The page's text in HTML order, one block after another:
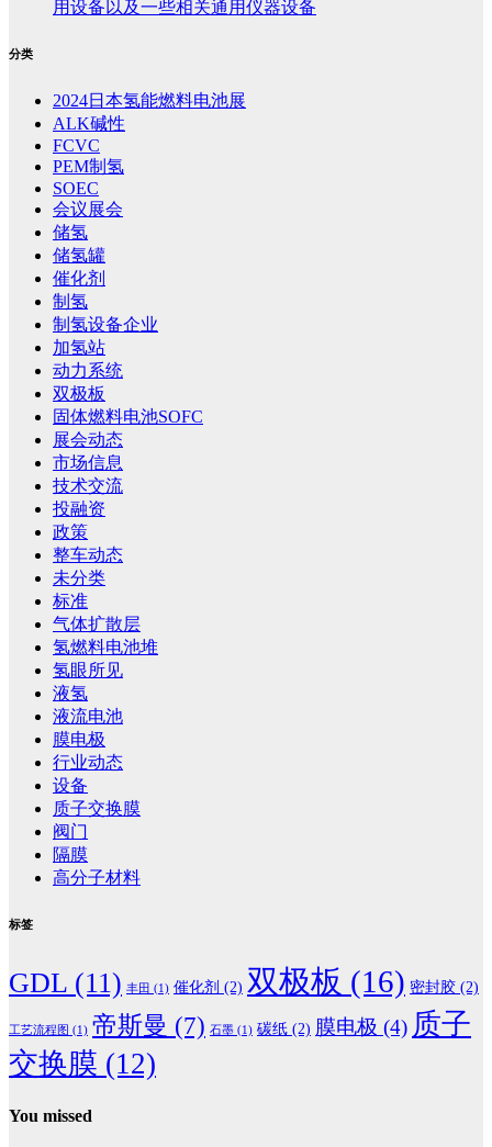
用设备以及一些相关通用仪器设备
分类
2024日本氢能燃料电池展
ALK碱性
FCVC
PEM制氢
SOEC
会议展会
储氢
储氢罐
催化剂
制氢
制氢设备企业
加氢站
动力系统
双极板
固体燃料电池SOFC
展会动态
市场信息
技术交流
投融资
政策
整车动态
未分类
标准
气体扩散层
氢燃料电池堆
氢眼所见
液氢
液流电池
膜电极
行业动态
设备
质子交换膜
阀门
隔膜
高分子材料
标签
GDL (11) 丰田 (1) 催化剂 (2) 双极板 (16) 密封胶 (2)
工艺流程图 (1) 帝斯曼 (7) 石墨 (1) 碳纸 (2) 膜电极 (4) 质子
交换膜 (12)
You missed